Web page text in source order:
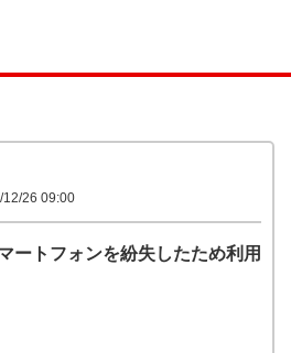
12/26 09:00
ートフォンを紛失したため利用